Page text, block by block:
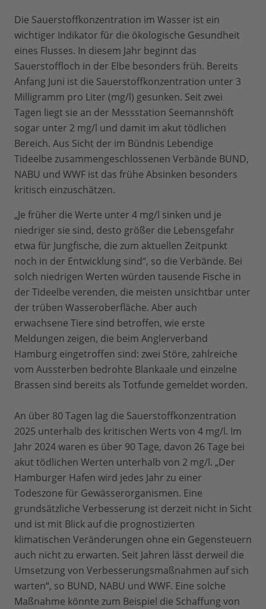
Die Sauerstoffkonzentration im Wasser ist ein
wichtiger Indikator für die ökologische Gesundheit
eines Flusses. In diesem Jahr beginnt das
Sauerstoffloch in der Elbe besonders früh. Bereits
Anfang Juni ist die Sauerstoffkonzentration unter 3
Milligramm pro Liter (mg/l) gesunken. Seit zwei
Tagen liegt sie an der Messstation Seemannshöft
sogar unter 2 mg/l und damit im akut tödlichen
Bereich. Aus Sicht der im Bündnis Lebendige
Tideelbe zusammengeschlossenen Verbände BUND,
NABU und WWF ist das frühe Absinken besonders
kritisch einzuschätzen.
„Je früher die Werte unter 4 mg/l sinken und je
niedriger sie sind, desto größer die Lebensgefahr
etwa für Jungfische, die zum aktuellen Zeitpunkt
noch in der Entwicklung sind“, so die Verbände. Bei
solch niedrigen Werten würden tausende Fische in
der Tideelbe verenden, die meisten unsichtbar unter
der trüben Wasseroberfläche. Aber auch
erwachsene Tiere sind betroffen, wie erste
Meldungen zeigen, die beim Anglerverband
Hamburg eingetroffen sind: zwei Störe, zahlreiche
vom Aussterben bedrohte Blankaale und einzelne
Brassen sind bereits als Totfunde gemeldet worden.
An über 80 Tagen lag die Sauerstoffkonzentration
2025 unterhalb des kritischen Werts von 4 mg/l. Im
Jahr 2024 waren es über 90 Tage, davon 26 Tage bei
akut tödlichen Werten unterhalb von 2 mg/l. „Der
Hamburger Hafen wird jedes Jahr zu einer
Todeszone für Gewässerorganismen. Eine
grundsätzliche Verbesserung ist derzeit nicht in Sicht
und ist mit Blick auf die prognostizierten
klimatischen Veränderungen ohne ein Gegensteuern
auch nicht zu erwarten. Seit Jahren lässt derweil die
Umsetzung von Verbesserungsmaßnahmen auf sich
warten“, so BUND, NABU und WWF. Eine solche
Maßnahme könnte zum Beispiel die Schaffung von